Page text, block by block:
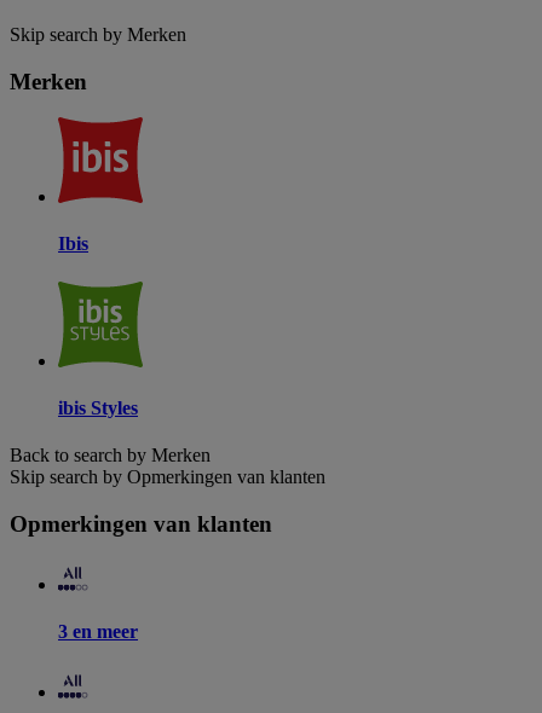
Skip search by Merken
Merken
Ibis
ibis Styles
Back to search by Merken
Skip search by Opmerkingen van klanten
Opmerkingen van klanten
3 en meer